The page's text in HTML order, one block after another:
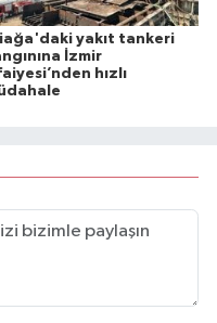
yakıt tankeri
İzmir
hızlı